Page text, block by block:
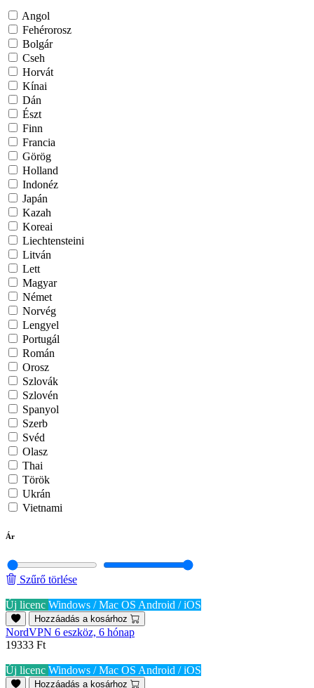
Angol
Fehérorosz
Bolgár
Cseh
Horvát
Kínai
Dán
Észt
Finn
Francia
Görög
Holland
Indonéz
Japán
Kazah
Koreai
Liechtensteini
Litván
Lett
Magyar
Német
Norvég
Lengyel
Portugál
Román
Orosz
Szlovák
Szlovén
Spanyol
Szerb
Svéd
Olasz
Thai
Török
Ukrán
Vietnami
Ár
Szűrő törlése
Új licenc Windows / Mac OS Android / iOS
Hozzáadás a kosárhoz
NordVPN 6 eszköz, 6 hónap
19333 Ft
Új licenc Windows / Mac OS Android / iOS
Hozzáadás a kosárhoz